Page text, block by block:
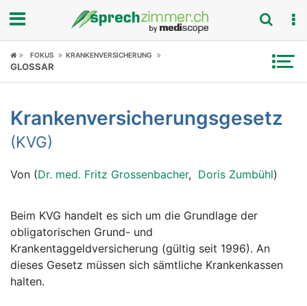
Fokus
Symptome
Ratgeber
Rubriken
FOKUS KRANKENVERSICHERUNG
GLOSSAR
Krankenversicherungsgesetz
(KVG)
Von (Dr. med. Fritz Grossenbacher, Doris Zumbühl)
Beim KVG handelt es sich um die Grundlage der
obligatorischen Grund- und
Krankentaggeldversicherung (gültig seit 1996). An
dieses Gesetz müssen sich sämtliche Krankenkassen
halten.